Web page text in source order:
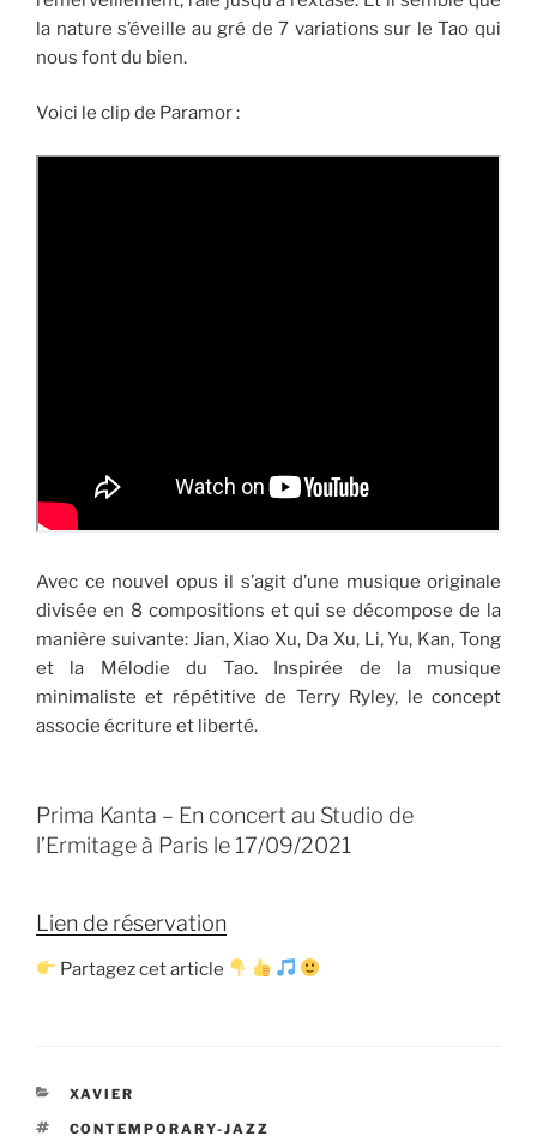
la nature s’éveille au gré de 7 variations sur le Tao qui
nous font du bien.
Voici le clip de Paramor :
Avec ce nouvel opus il s’agit d’une musique originale
divisée en 8 compositions et qui se décompose de la
manière suivante: Jian, Xiao Xu, Da Xu, Li, Yu, Kan, Tong
et la Mélodie du Tao. Inspirée de la musique
minimaliste et répétitive de Terry Ryley, le concept
associe écriture et liberté.
Prima Kanta – En concert au Studio de
l’Ermitage à Paris le 17/09/2021
Lien de réservation
Partagez cet article
CATÉGORIES
XAVIER
ÉTIQUETTES
CONTEMPORARY-JAZZ